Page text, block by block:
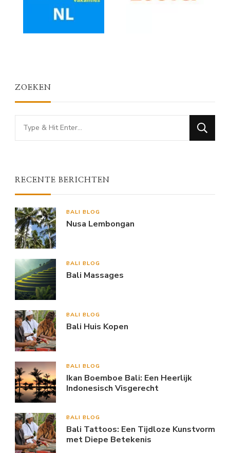
ZOEKEN
Looking
for
RECENTE BERICHTEN
BALI BLOG
Nusa Lembongan
BALI BLOG
Bali Massages
BALI BLOG
Bali Huis Kopen
BALI BLOG
Ikan Boemboe Bali: Een Heerlijk
Indonesisch Visgerecht
BALI BLOG
Bali Tattoos: Een Tijdloze Kunstvorm
met Diepe Betekenis